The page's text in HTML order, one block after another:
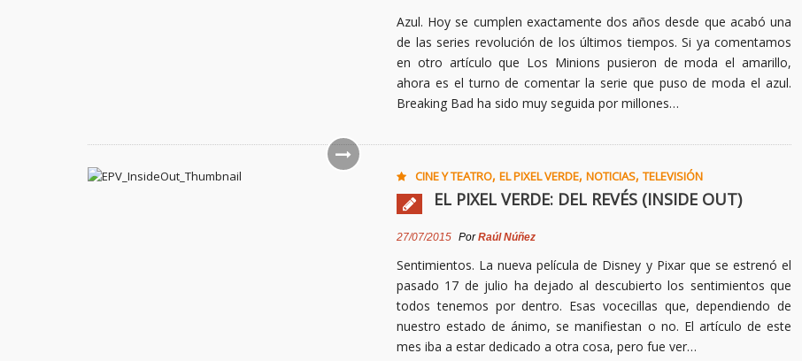
Azul. Hoy se cumplen exactamente dos años desde que acabó una
de las series revolución de los últimos tiempos. Si ya comentamos
en otro artículo que Los Minions pusieron de moda el amarillo,
ahora es el turno de comentar la serie que puso de moda el azul.
Breaking Bad ha sido muy seguida por millones…
CINE Y TEATRO, EL PIXEL VERDE, NOTICIAS, TELEVISIÓN
EL PIXEL VERDE: DEL REVÉS (INSIDE OUT)
27/07/2015 PorRaúl Núñez
Sentimientos. La nueva película de Disney y Pixar que se estrenó el
pasado 17 de julio ha dejado al descubierto los sentimientos que
todos tenemos por dentro. Esas vocecillas que, dependiendo de
nuestro estado de ánimo, se manifiestan o no. El artículo de este
mes iba a estar dedicado a otra cosa, pero fue ver…